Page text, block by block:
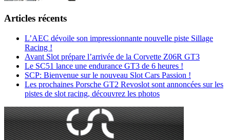
Articles récents
L’AEC dévoile son impressionnante nouvelle piste Sillage
Racing !
Avant Slot prépare l’arrivée de la Corvette Z06R GT3
Le SC51 lance une endurance GT3 de 6 heures !
SCP: Bienvenue sur le nouveau Slot Cars Passion !
Les prochaines Porsche GT2 Revoslot sont annoncées sur les
pistes de slot racing, découvrez les photos